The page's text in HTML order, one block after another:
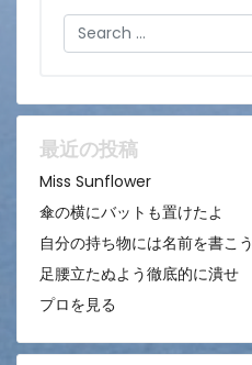
Search
最近の投稿
Miss Sunflower
傘の横にバットも置けたよ
自分の持ち物には名前を書こう
足腰立たぬよう徹底的に潰せ
プロを見る